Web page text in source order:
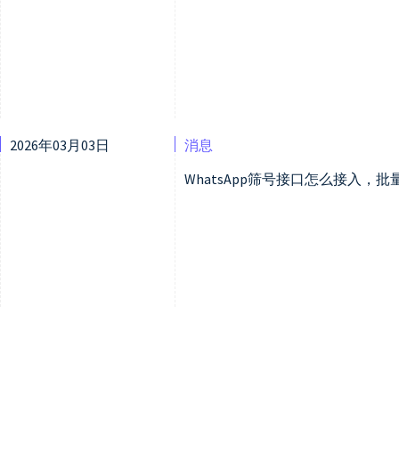
2026年03月03日
消息
WhatsApp筛号接口怎么接入，批